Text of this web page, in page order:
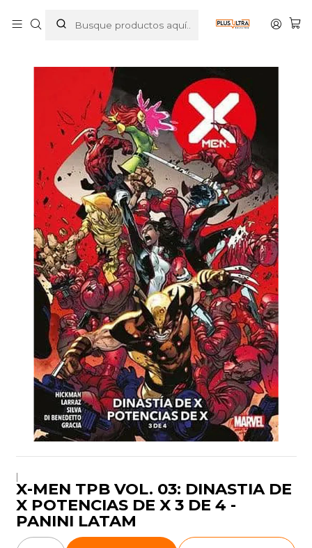
X-MEN TPB VOL. 03: DINASTIA DE X POTENCIAS DE X 3 DE
4 - PANINI LATAM
|
X-MEN TPB VOL. 03: DINASTIA DE
X POTENCIAS DE X 3 DE 4 -
PANINI LATAM